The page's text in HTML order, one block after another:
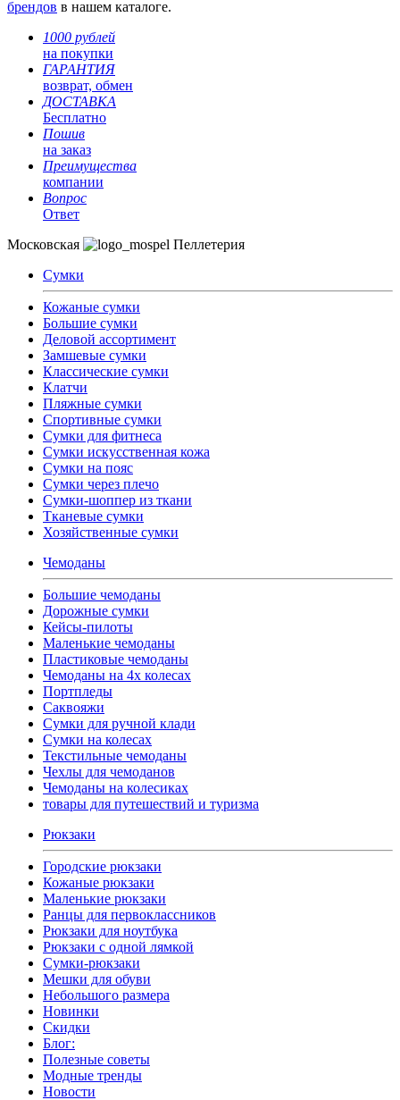
брендов в нашем каталоге.
1000 рублей
на покупки
ГАРАНТИЯ
возврат, обмен
ДОСТАВКА
Бесплатно
Пошив
на заказ
Преимущества
компании
Вопрос
Ответ
Московская
Пеллетерия
Сумки
Кожаные сумки
Большие сумки
Деловой ассортимент
Замшевые сумки
Классические сумки
Клатчи
Пляжные сумки
Спортивные сумки
Сумки для фитнеса
Сумки искусственная кожа
Сумки на пояс
Сумки через плечо
Сумки-шоппер из ткани
Тканевые сумки
Хозяйственные сумки
Чемоданы
Большие чемоданы
Дорожные сумки
Кейсы-пилоты
Маленькие чемоданы
Пластиковые чемоданы
Чемоданы на 4х колесах
Портпледы
Саквояжи
Сумки для ручной клади
Сумки на колесах
Текстильные чемоданы
Чехлы для чемоданов
Чемоданы на колесиках
товары для путешествий и туризма
Рюкзаки
Городские рюкзаки
Кожаные рюкзаки
Маленькие рюкзаки
Ранцы для первоклассников
Рюкзаки для ноутбука
Рюкзаки с одной лямкой
Сумки-рюкзаки
Мешки для обуви
Небольшого размера
Новинки
Скидки
Блог:
Полезные советы
Модные тренды
Новости